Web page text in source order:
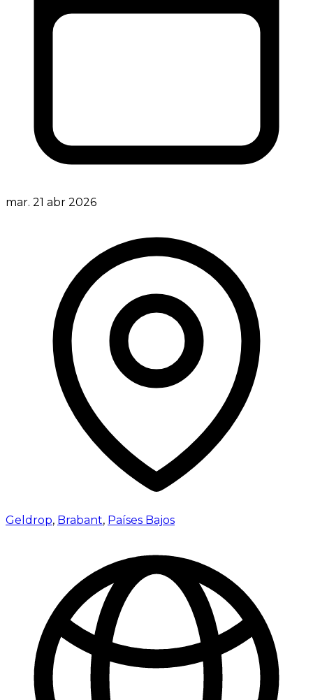
mar. 21 abr 2026
Geldrop, Brabant, Países Bajos